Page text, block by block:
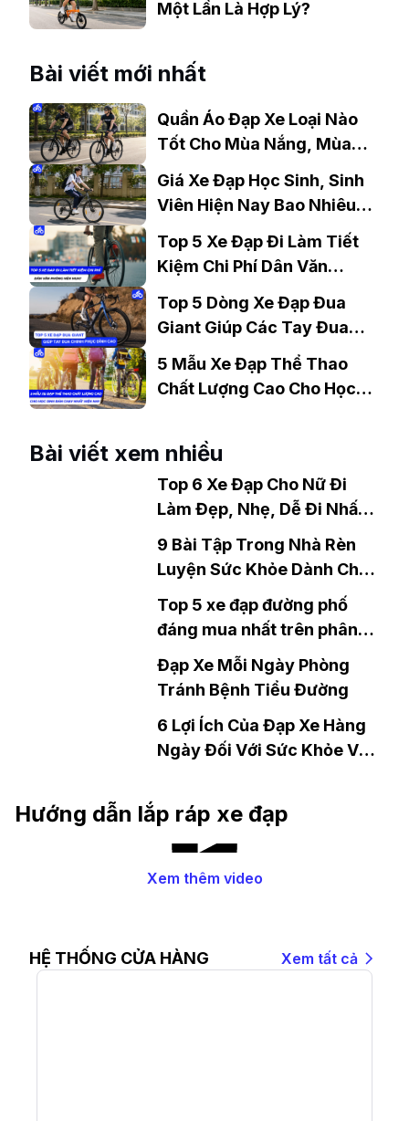
Một Lần Là Hợp Lý?
Bài viết mới nhất
Quần Áo Đạp Xe Loại Nào
Tốt Cho Mùa Nắng, Mùa
Mưa?
Giá Xe Đạp Học Sinh, Sinh
Viên Hiện Nay Bao Nhiêu?
Gợi Ý Mẫu Đáng Mua
Top 5 Xe Đạp Đi Làm Tiết
Kiệm Chi Phí Dân Văn
Phòng Nên Mua?
Top 5 Dòng Xe Đạp Đua
Giant Giúp Các Tay Đua
Chinh Phục Đỉnh Cao
5 Mẫu Xe Đạp Thể Thao
Chất Lượng Cao Cho Học
Bài viết xem nhiều
Top 6 Xe Đạp Cho Nữ Đi
Làm Đẹp, Nhẹ, Dễ Đi Nhất
2026
9 Bài Tập Trong Nhà Rèn
Luyện Sức Khỏe Dành Cho
Người Bận Rộn
Top 5 xe đạp đường phố
đáng mua nhất trên phân
khúc 10 triệu
Đạp Xe Mỗi Ngày Phòng
Tránh Bệnh Tiểu Đường
6 Lợi Ích Của Đạp Xe Hàng
Ngày Đối Với Sức Khỏe Và
Hướng dẫn lắp ráp xe đạp
Xem thêm video
HỆ THỐNG CỬA HÀNG Xem tất cả